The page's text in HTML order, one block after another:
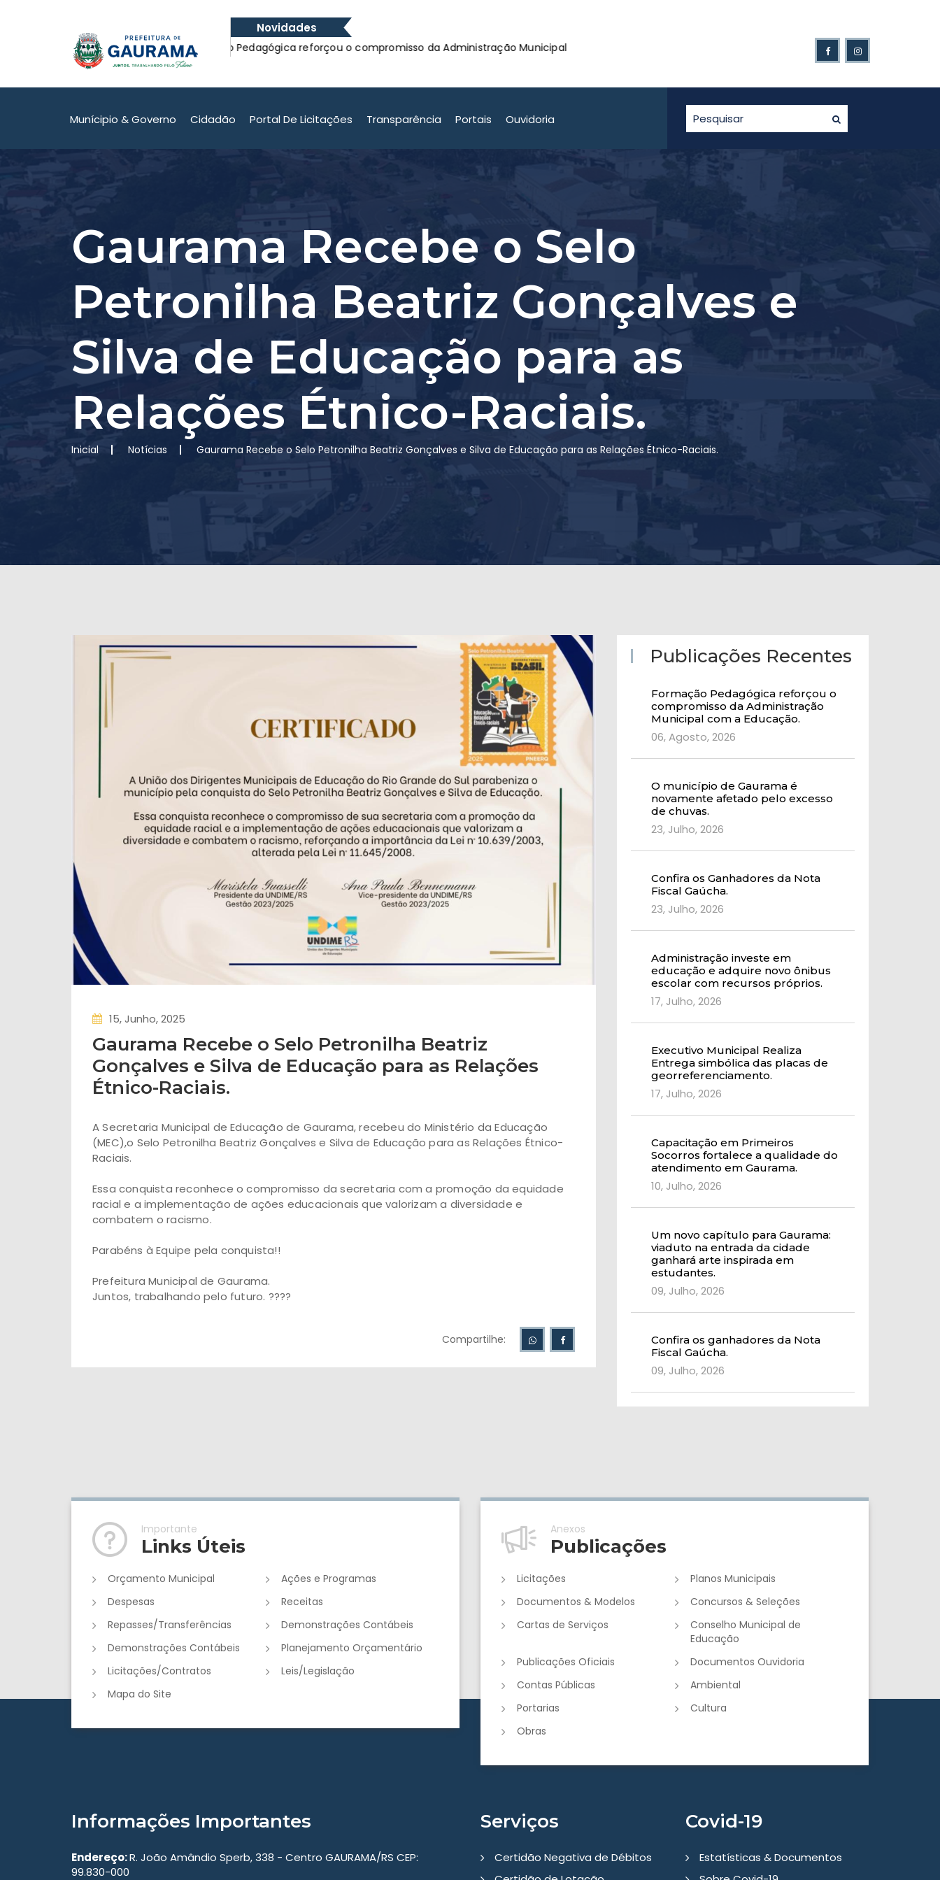
Novidades
escolar com
Formação Pedagógica reforçou o compromisso da Administração Municipal
com a Educação.
Confira os Ganhadores da Nota Fiscal Gaúcha.
Munícipio & Governo Cidadão Portal De Licitações Transparência Portais Ouvidoria
Gaurama Recebe o Selo
Petronilha Beatriz Gonçalves e
Silva de Educação para as
Relações Étnico-Raciais.
Inicial Notícias Gaurama Recebe o Selo Petronilha Beatriz Gonçalves e Silva de Educação para as Relações Étnico-Raciais.
15, Junho, 2025
Gaurama Recebe o Selo Petronilha Beatriz
Gonçalves e Silva de Educação para as Relações
Étnico-Raciais.
A Secretaria Municipal de Educação de Gaurama, recebeu do Ministério da Educação
(MEC),o Selo Petronilha Beatriz Gonçalves e Silva de Educação para as Relações Étnico-
Raciais.
Essa conquista reconhece o compromisso da secretaria com a promoção da equidade
racial e a implementação de ações educacionais que valorizam a diversidade e
combatem o racismo.
Parabéns à Equipe pela conquista!!
Prefeitura Municipal de Gaurama.
Juntos, trabalhando pelo futuro. ????
Compartilhe:
Publicações Recentes
Formação Pedagógica reforçou o
compromisso da Administração
Municipal com a Educação.
06, Agosto, 2026
O município de Gaurama é
novamente afetado pelo excesso
de chuvas.
23, Julho, 2026
Confira os Ganhadores da Nota
Fiscal Gaúcha.
23, Julho, 2026
Administração investe em
educação e adquire novo ônibus
escolar com recursos próprios.
17, Julho, 2026
Executivo Municipal Realiza
Entrega simbólica das placas de
georreferenciamento.
17, Julho, 2026
Capacitação em Primeiros
Socorros fortalece a qualidade do
atendimento em Gaurama.
10, Julho, 2026
Um novo capítulo para Gaurama:
viaduto na entrada da cidade
ganhará arte inspirada em
estudantes.
09, Julho, 2026
Confira os ganhadores da Nota
Fiscal Gaúcha.
09, Julho, 2026
Importante
Links Úteis
Orçamento Municipal
Ações e Programas
Despesas
Receitas
Repasses/Transferências
Demonstrações Contábeis
Demonstrações Contábeis
Planejamento Orçamentário
Licitações/Contratos
Leis/Legislação
Mapa do Site
Anexos
Publicações
Licitações
Planos Municipais
Documentos & Modelos
Concursos & Seleções
Cartas de Serviços
Conselho Municipal de
Educação
Publicações Oficiais
Documentos Ouvidoria
Contas Públicas
Ambiental
Portarias
Cultura
Obras
Informações Importantes
Endereço:R. João Amândio Sperb, 338 - Centro GAURAMA/RS CEP:
99.830-000
Serviços
Certidão Negativa de Débitos
Covid-19
Estatísticas & Documentos